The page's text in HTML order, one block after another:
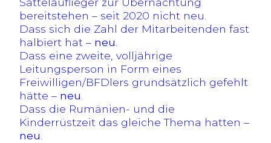
bereitstehen – seit 2020 nicht neu.
Dass sich die Zahl der Mitarbeitenden fast
halbiert hat – neu
Dass eine zweite, volljährige
Leitungsperson in Form eines
Freiwilligen/BFDlers grundsätzlich gefehlt
hätte – neu
Dass die Rumänien- und die
Kinderrüstzeit das gleiche Thema hatten –
neu